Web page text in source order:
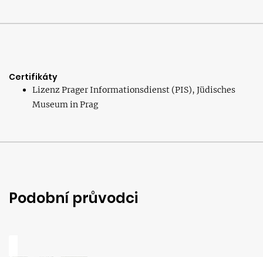
Certifikáty
Lizenz Prager Informationsdienst (PIS), Jüdisches
Museum in Prag
Podobní průvodci